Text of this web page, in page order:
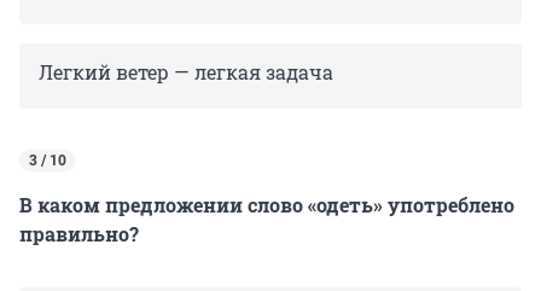
Легкий ветер — легкая задача
3 / 10
В каком предложении слово «одеть» употреблено
правильно?